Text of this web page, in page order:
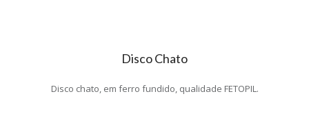
Disco Chato
Disco chato, em ferro fundido, qualidade FETOPIL.